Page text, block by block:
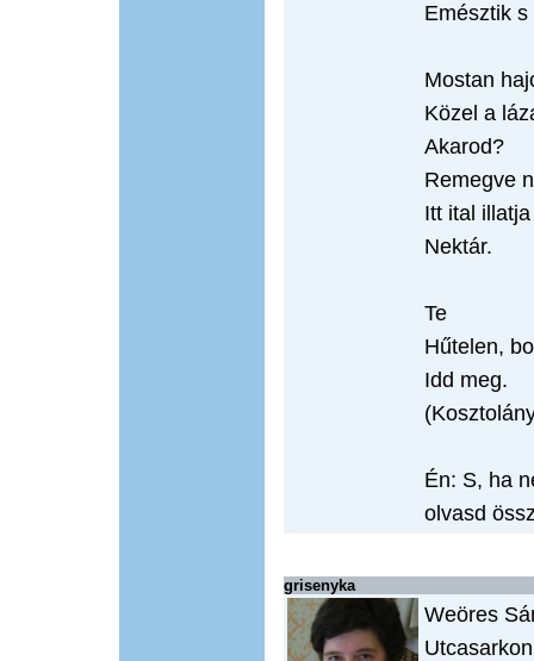
Emésztik
Mostan
Közel a
Akarod?
Remegve
Itt ital
Nektár.
Te
Hűtelen,
Idd meg.
Én: S, ha
olvasd
grisenyka
Weöres
Utcasarkon